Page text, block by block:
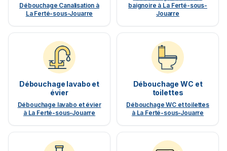
Débouchage Canalisation à
La Ferté-sous-Jouarre
baignoire à La Ferté-sous-
Jouarre
Débouchage lavabo et
évier
Débouchage lavabo et évier
à La Ferté-sous-Jouarre
Débouchage WC et
toilettes
Débouchage WC et toilettes
à La Ferté-sous-Jouarre